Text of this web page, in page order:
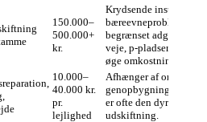
150.000–
500.000+
kr.
Krydsende
bæreevneproblemer
begrænset adgang
veje, p‑pladser) i
øge omkostningerne.
10.000–
40.000 kr.
pr.
lejlighed
Afhænger af
genopbygning af
er ofte den dyreste del
udskiftning.